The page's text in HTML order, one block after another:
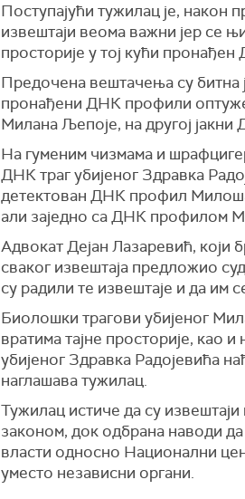
Поступајући тужилац је, након
извештаји веома важни јер се
просторије у тој кући
Предочена вештачења су битна
пронађени ДНК профили
Милана Љепоје, на другој
На гуменим чизмама и
ДНК траг убијеног Здравка
детектован ДНК профил
али заједно са ДНК профилом
Адвокат Дејан Лазаревић, који
сваког извештаја предложио
су радили те извештаје и да им
Биолошки трагови убијеног
вратима тајне просторије, као
убијеног Здравка Радојевића
наглашава тужилац.
Тужилац истиче да су
законом, док одбрана наводи
власти односно Национални
уместо независни органи.